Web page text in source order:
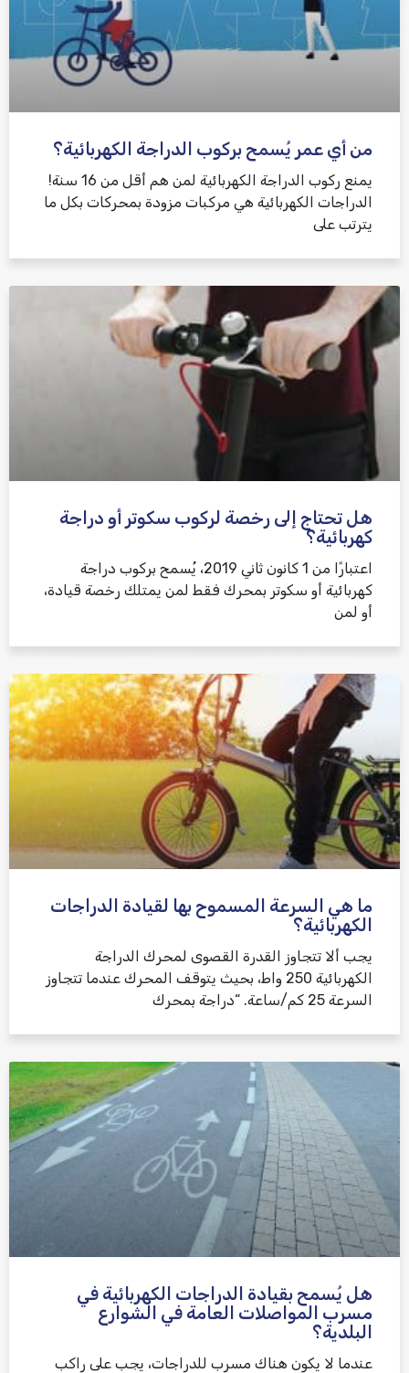
من أي عمر يُسمح بركوب الدراجة الكهربائية؟
يمنع ركوب الدراجة الكهربائية لمن هم أقل من 16 سنة!
الدراجات الكهربائية هي مركبات مزودة بمحركات بكل ما
يترتب على
هل تحتاج إلى رخصة لركوب سكوتر أو دراجة
كهربائية؟
اعتبارًا من 1 كانون ثاني 2019، يُسمح بركوب دراجة
كهربائية أو سكوتر بمحرك فقط لمن يمتلك رخصة قيادة،
أو لمن
ما هي السرعة المسموح بها لقيادة الدراجات
الكهربائية؟
يجب ألا تتجاوز القدرة القصوى لمحرك الدراجة
الكهربائية 250 واط، بحيث يتوقف المحرك عندما تتجاوز
السرعة 25 كم/ساعة. “دراجة بمحرك
هل يُسمح بقيادة الدراجات الكهربائية في
مسرب المواصلات العامة في الشوارع
البلدية؟
عندما لا يكون هناك مسرب للدراجات، يجب على راكب